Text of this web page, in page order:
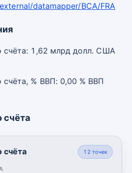
datamapper/BCA/FRA
счёта: 1,62 млрд долл. США
% ВВП: 0,00 % ВВП
счёта
счёта 12 точек